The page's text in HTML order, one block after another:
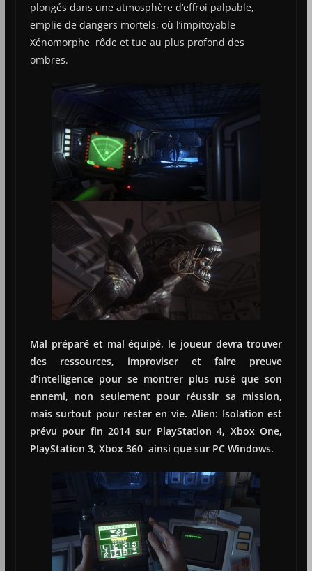
plongés dans une atmosphère d’effroi palpable,
emplie de dangers mortels, où l’impitoyable
Xénomorphe rôde et tue au plus profond des
ombres.
Mal préparé et mal équipé, le joueur devra trouver
des ressources, improviser et faire preuve
d’intelligence pour se montrer plus rusé que son
ennemi, non seulement pour réussir sa mission,
mais surtout pour rester en vie. Alien: Isolation est
prévu pour fin 2014 sur PlayStation 4, Xbox One,
PlayStation 3, Xbox 360 ainsi que sur PC Windows.